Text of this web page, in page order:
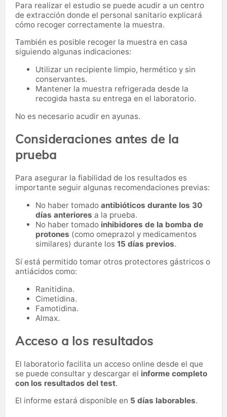
Para realizar el estudio se puede acudir a un centro
de extracción donde el personal sanitario explicará
cómo recoger correctamente la muestra.
También es posible recoger la muestra en casa
siguiendo algunas indicaciones:
Utilizar un recipiente limpio, hermético y sin
conservantes.
Mantener la muestra refrigerada desde la
recogida hasta su entrega en el laboratorio.
No es necesario acudir en ayunas.
Consideraciones antes de la
prueba
Para asegurar la fiabilidad de los resultados es
importante seguir algunas recomendaciones previas:
No haber tomado antibióticos durante los 30
días anteriores a la prueba.
No haber tomado inhibidores de la bomba de
protones (como omeprazol y medicamentos
similares) durante los 15 días previos.
Sí está permitido tomar otros protectores gástricos o
antiácidos como:
Ranitidina.
Cimetidina.
Famotidina.
Almax.
Acceso a los resultados
El laboratorio facilita un acceso online desde el que
se puede consultar y descargar el informe completo
con los resultados del test.
El informe estará disponible en 5 días laborables.